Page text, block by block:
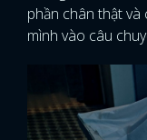
phần chân thật và
mình vào câu